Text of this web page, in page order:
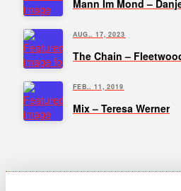
Mann Im Mond –
AUG.. 17, 2023
The Chain –
FEB.. 11, 2019
Mix – Teresa Werner